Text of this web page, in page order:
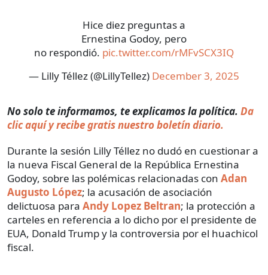
Hice diez preguntas a
Ernestina Godoy, pero
no respondió. pic.twitter.com/rMFvSCX3IQ
— Lilly Téllez (@LillyTellez) December 3, 2025
No solo te informamos, te explicamos la política. Da
clic aquí y recibe gratis nuestro boletín diario.
Durante la sesión Lilly Téllez no dudó en cuestionar a
la nueva Fiscal General de la República Ernestina
Godoy, sobre las polémicas relacionadas con Adan
Augusto López; la acusación de asociación
delictuosa para Andy Lopez Beltran; la protección a
carteles en referencia a lo dicho por el presidente de
EUA, Donald Trump y la controversia por el huachicol
fiscal.